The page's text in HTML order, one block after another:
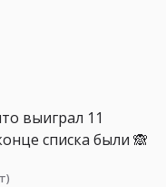
выиграл 11
списка были 🙈